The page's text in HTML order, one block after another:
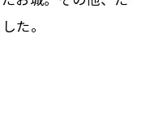
た。